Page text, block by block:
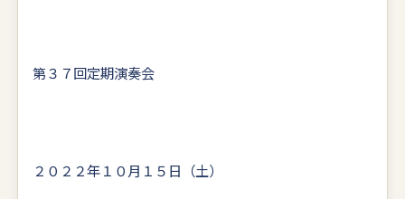
第３７回定期演奏会
２０２２年１０月１５日（土）